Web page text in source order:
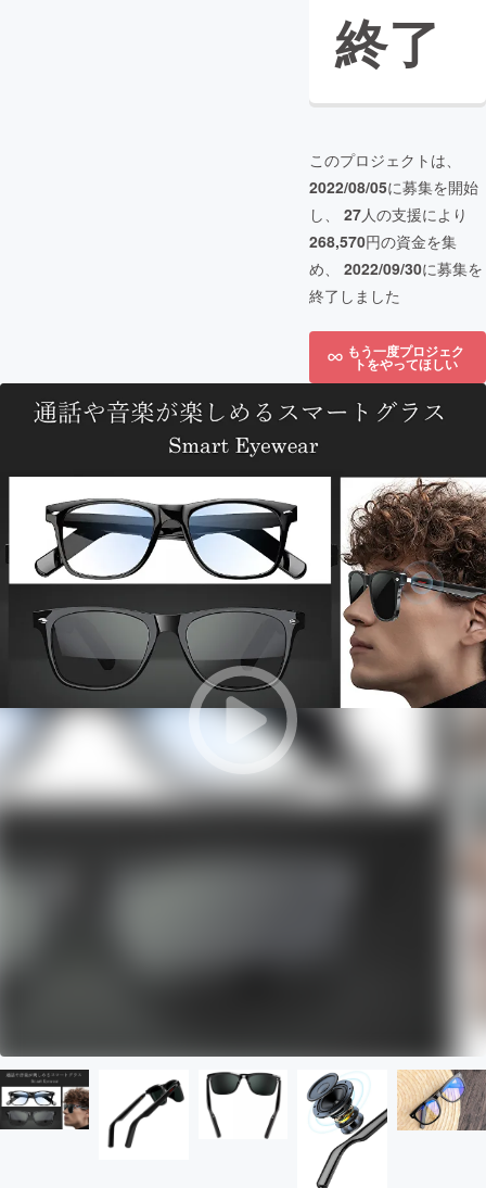
終了
このプロジェクトは、
2022/08/05に募集を開始
し、 27人の支援により
268,570円の資金を集
め、 2022/09/30に募集を
終了しました
もう一度プロジェク
トをやってほしい